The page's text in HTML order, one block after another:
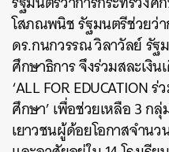
โสภณพนิช รัฐมนตรีช่วยว่า
ดร.กนกวรรณ วิลาวัลย์ รัฐ
ศึกษาธิการ จึงร่วมสละเ
‘ALL FOR EDUCATION
ศึกษา’ เพื่อช่วยเหลือ 3 ก
เยาวชนผู้ด้อยโอกาสจำน